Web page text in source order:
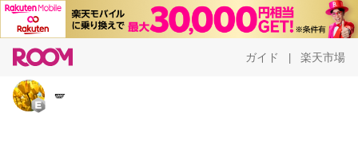
ガイド 楽天市場
🪽